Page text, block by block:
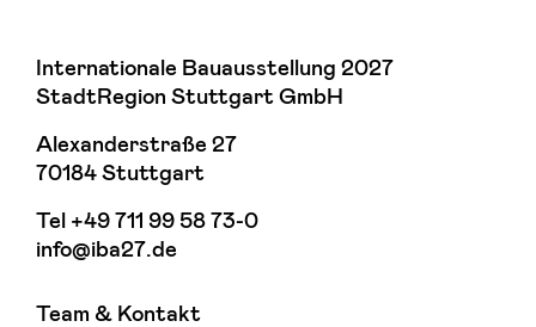
Internationale Bauausstellung 2027
StadtRegion Stuttgart GmbH
Alexanderstraße 27
70184 Stuttgart
Tel +49 711 99 58 73-0
info@iba27.de
Team & Kontakt